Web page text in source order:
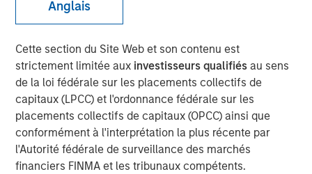
Anglais
Cette section du Site Web et son contenu est
strictement limitée aux investisseurs qualifiésau sens
de la loi fédérale sur les placements collectifs de
capitaux (LPCC) et l'ordonnance fédérale sur les
placements collectifs de capitaux (OPCC) ainsi que
conformément à l'interprétation la plus récente par
l'Autorité fédérale de surveillance des marchés
financiers FINMA et les tribunaux compétents.
15 FÉVRIER 2023
The Authors
Michael Mauboussin
Managing Director
Dan Callahan, CFA